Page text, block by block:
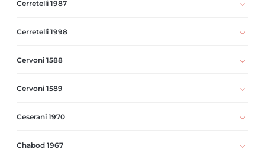
Cerretelli 1987
Cerretelli 1998
Cervoni 1588
Cervoni 1589
Ceserani 1970
Chabod 1967